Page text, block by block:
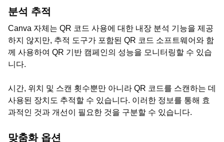
분석 추적
Canva 자체는 QR 코드 사용에 대한 내장 분석 기능을 제공
하지 않지만, 추적 도구가 포함된 QR 코드 소프트웨어와 함
께 사용하여 QR 기반 캠페인의 성능을 모니터링할 수 있습
니다.
시간, 위치 및 스캔 횟수뿐만 아니라 QR 코드를 스캔하는 데
사용된 장치도 추적할 수 있습니다. 이러한 정보를 통해 효
과적인 것과 개선이 필요한 것을 구분할 수 있습니다.
맞춤화 옵션